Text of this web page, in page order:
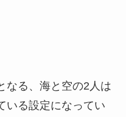
なる、海と空の2人は
いる設定になってい